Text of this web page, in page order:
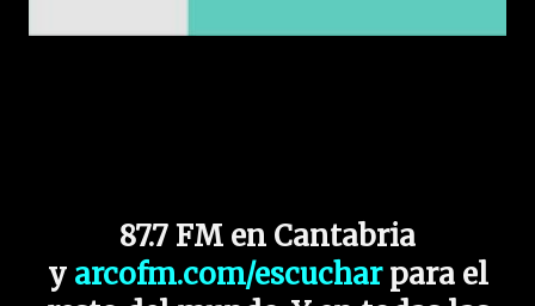
87.7 FM en Cantabria
y arcofm.com/escuchar para el